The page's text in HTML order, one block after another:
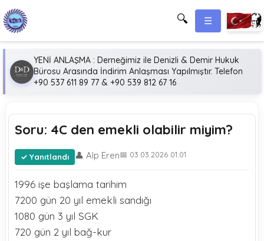
🔍 ☰
YENİ ANLAŞMA : Derneğimiz ile Denizli & Demir Hukuk
Bürosu Arasında İndirim Anlaşması Yapılmıştır. Telefon
+90 537 611 89 77 & +90 539 812 67 16
Soru: 4C den emekli olabilir miyim?
Yanıtlandı 👤 Alp Eren📅 03.03.2026 01:01
1996 işe başlama tarihim
7200 gün 20 yıl emekli sandığı
1080 gün 3 yıl SGK
720 gün 2 yıl bağ-kur